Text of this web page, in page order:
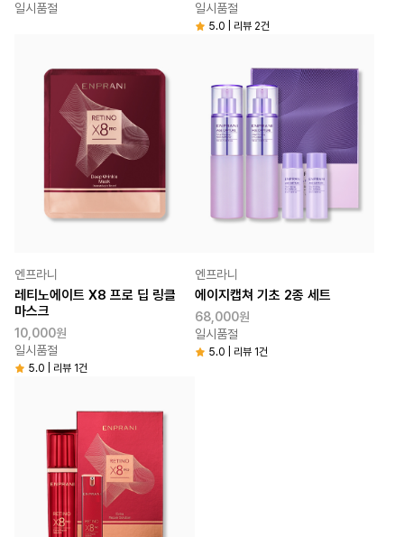
일시품절
일시품절
5.0 | 리뷰 2건
엔프라니
레티노에이트 X8 프로 딥 링클
마스크
10,000원
일시품절
5.0 | 리뷰 1건
엔프라니
에이지캡쳐 기초 2종 세트
68,000원
일시품절
5.0 | 리뷰 1건